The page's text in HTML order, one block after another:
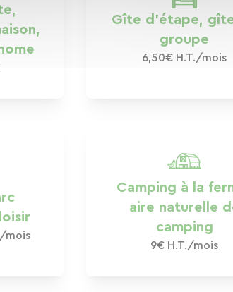
Gîte d’étape,
groupe
6,50€ H.T./mois
mois
Camping à la
aire naturelle
camping
9€ H.T./mois